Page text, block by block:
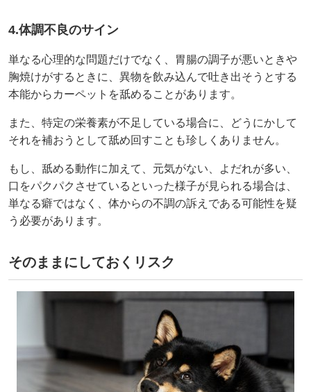
4.体調不良のサイン
単なる心理的な問題だけでなく、胃腸の調子が悪いときや
胸焼けがするときに、異物を飲み込んで吐き出そうとする
本能からカーペットを舐めることがあります。
また、特定の栄養素が不足している場合に、どうにかして
それを補おうとして舐め回すことも珍しくありません。
もし、舐める動作に加えて、元気がない、よだれが多い、
口をパクパクさせているといった様子が見られる場合は、
単なる癖ではなく、体からの不調の訴えである可能性を疑
う必要があります。
そのままにしておくリスク